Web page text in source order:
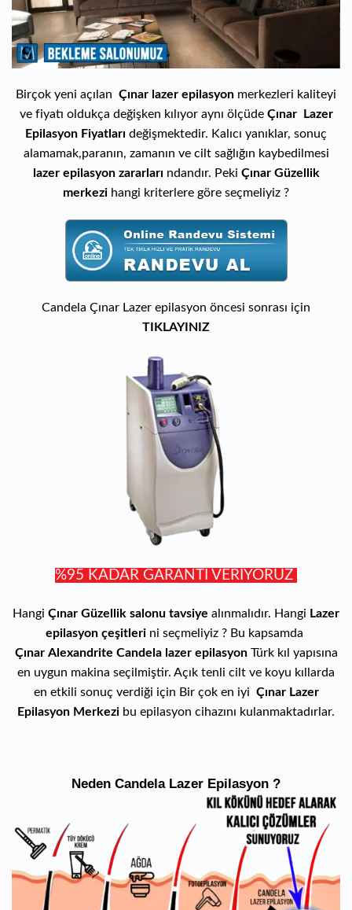
Birçok yeni açılan Çınar lazer epilasyon merkezleri kaliteyi
ve fiyatı oldukça değişken kılıyor aynı ölçüde Çınar Lazer
Epilasyon Fiyatları değişmektedir. Kalıcı yanıklar, sonuç
alamamak,paranın, zamanın ve cilt sağlığın kaybedilmesi
lazer epilasyon zararları ndandır. Peki Çınar Güzellik
merkezi hangi kriterlere göre seçmeliyiz ?
Candela Çınar Lazer epilasyon öncesi sonrası için
TIKLAYINIZ
%95 KADAR GARANTİ VERİYORUZ
Hangi Çınar Güzellik salonu tavsiye alınmalıdır. Hangi Lazer
epilasyon çeşitleri ni seçmeliyiz ? Bu kapsamda
Çınar Alexandrite Candela lazer epilasyon Türk kıl yapısına
en uygun makina seçilmiştir. Açık tenli cilt ve koyu kıllarda
en etkili sonuç verdiği için Bir çok en iyi Çınar Lazer
Epilasyon Merkezi bu epilasyon cihazını kulanmaktadırlar.
Neden Candela Lazer Epilasyon ?